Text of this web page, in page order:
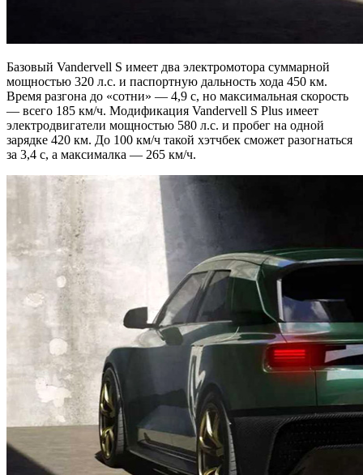
Базовый Vandervell S имеет два электромотора суммарной
мощностью 320 л.с. и паспортную дальность хода 450 км.
Время разгона до «сотни» — 4,9 с, но максимальная скорость
— всего 185 км/ч. Модификация Vandervell S Plus имеет
электродвигатели мощностью 580 л.с. и пробег на одной
зарядке 420 км. До 100 км/ч такой хэтчбек сможет разогнаться
за 3,4 с, а максималка — 265 км/ч.